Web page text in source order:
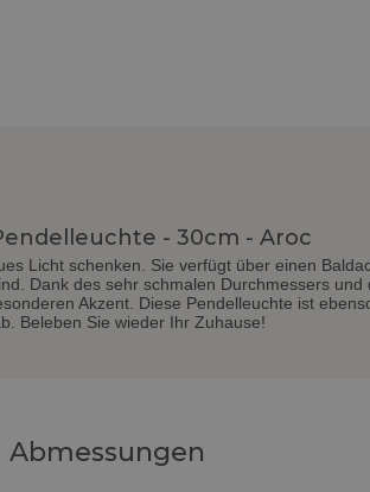
- 30cm - Aroc
Licht schenken. Sie verfügt über einen
Dank des sehr schmalen Durchmessers
Akzent. Diese Pendelleuchte ist
Beleben Sie wieder Ihr Zuhause!
Abmessungen